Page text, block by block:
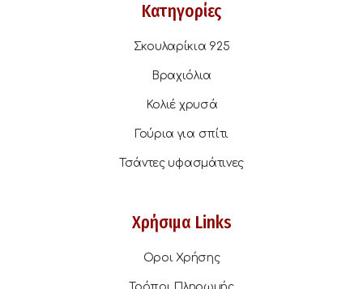
Κατηγορίες
Σκουλαρίκια 925
Βραχιόλια
Κολιέ χρυσά
Γούρια για σπίτι
Τσάντες υφασμάτινες
Χρήσιμα Links
Οροι Χρήσης